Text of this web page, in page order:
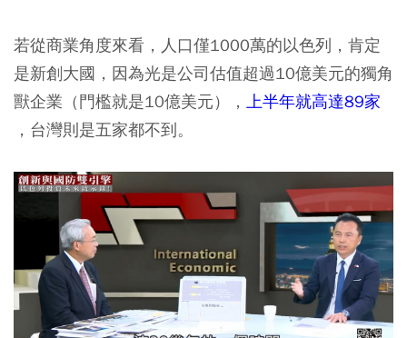
若從商業角度來看，人口僅1000萬的以色列，肯定
是新創大國，因為光是公司估值超過10億美元的獨角
獸企業（門檻就是10億美元）， 上半年就高達89家
，台灣則是五家都不到。